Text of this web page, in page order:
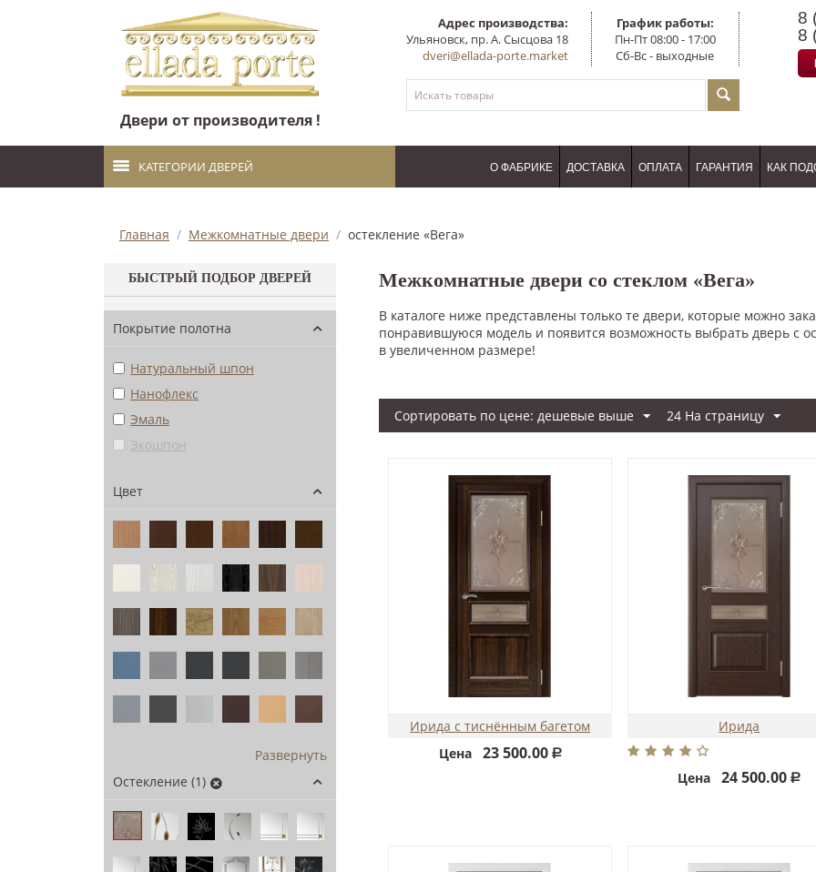
Двери от производителя !
Адрес производства:
Ульяновск, пр. А. Сысцова 18
dveri@ellada-porte.market
График работы:
Пн-Пт 08:00 - 17:00
Сб-Вс - выходные
8
8
КАТЕГОРИИ ДВЕРЕЙ О ФАБРИКЕ ДОСТАВКА ОПЛАТА ГАРАНТИЯ КАК
Главная / Межкомнатные двери / остекление «Вега»
БЫСТРЫЙ ПОДБОР ДВЕРЕЙ
Покрытие полотна
Натуральный шпон
Нанофлекс
Эмаль
Экошпон
Цвет
Развернуть
Остекление (1)
Межкомнатные двери со стеклом «Вега»
В каталоге ниже представлены только те двери, которые можно
понравившуюся модель и появится возможность выбрать дверь с
в увеличенном размере!
Сортировать по цене: дешевые выше 24 На страницу
Ирида с тиснённым багетом
Цена
23 500.00 Р
Ирида
Цена 24 500.00 Р